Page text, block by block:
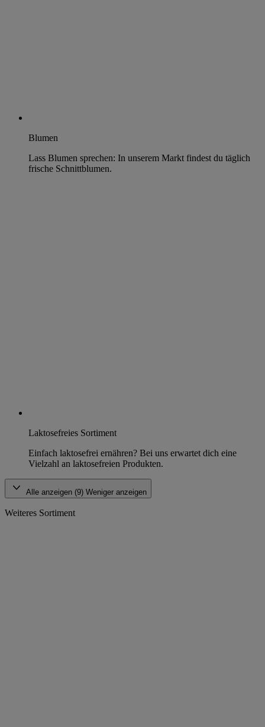
Blumen
Lass Blumen sprechen: In unserem Markt findest du täglich
frische Schnittblumen.
Laktosefreies Sortiment
Einfach laktosefrei ernähren? Bei uns erwartet dich eine
Vielzahl an laktosefreien Produkten.
Alle anzeigen (9) Weniger anzeigen
Weiteres Sortiment